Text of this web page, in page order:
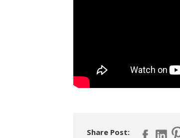
Share Post: